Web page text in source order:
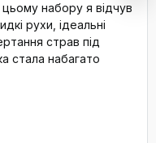
набору я відчув
рухи, ідеальні
страв під
стала набагато